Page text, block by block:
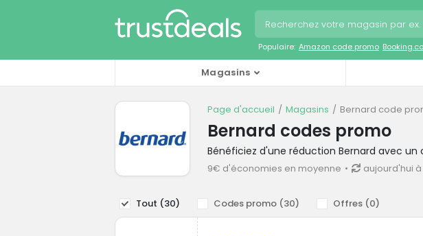
Populaire: Amazon code promo
Magasins
Page d'accueil Magasins Bernard code
Bernard codes promo
Bénéficiez d'une réduction Bernard avec
9€ d'économies en moyenne aujourd'hui à
Tout (30) Codes promo (30) Offres (0)